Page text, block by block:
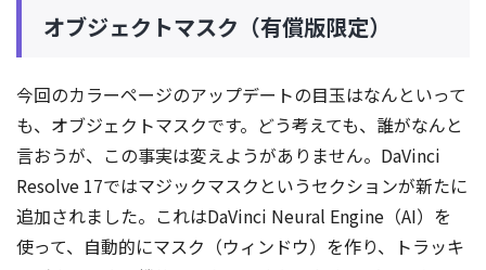
オブジェクトマスク（有償版限定）
今回のカラーページのアップデートの目玉はなんといって
も、オブジェクトマスクです。どう考えても、誰がなんと
言おうが、この事実は変えようがありません。DaVinci
Resolve 17ではマジックマスクというセクションが新たに
追加されました。これはDaVinci Neural Engine（AI）を
使って、自動的にマスク（ウィンドウ）を作り、トラッキ